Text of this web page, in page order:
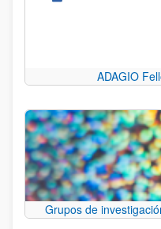
ADAGIO
Grupos de